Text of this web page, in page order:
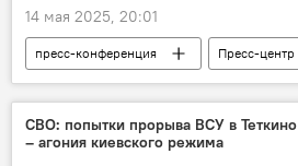
14 мая 2025, 20:01
пресс-конференция
Пресс-центр
Южная Осетия
День Победы
СВО: попытки прорыва ВСУ в Теткино
– агония киевского режима